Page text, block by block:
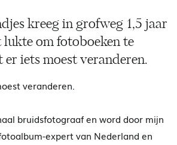
kreeg in grofweg 1,5 jaar
om fotoboeken te
iets moest veranderen.
veranderen.
bruidsfotograaf en word door mijn
expert van Nederland en